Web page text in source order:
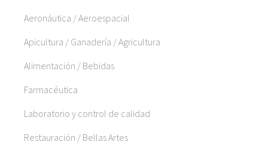
Aeronáutica / Aeroespacial
Apicultura / Ganadería / Agricultura
Alimentación / Bebidas
Farmacéutica
Laboratorio y control de calidad
Restauración / Bellas Artes